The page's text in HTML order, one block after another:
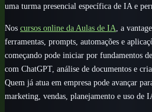
uma turma presencial específica de IA e
Nos cursos online da Aulas de IA , a
ferramentas, prompts, automações e
começando pode iniciar por fundamentos
com ChatGPT, análise de documentos e
Quem já atua em empresa pode avançar
marketing, vendas, planejamento e uso de